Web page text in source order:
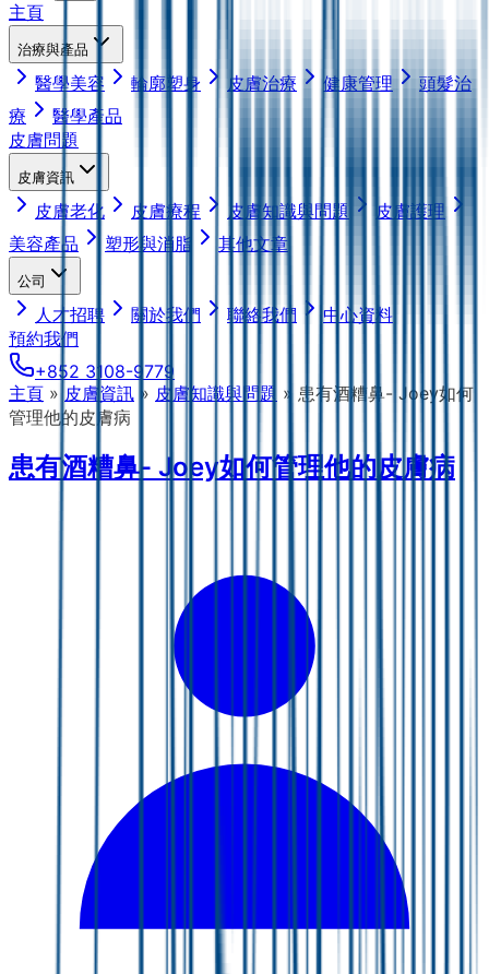
主頁
治療與產品
醫學美容 輪廓塑身 皮膚治療 健康管理
頭髮治
療
醫學產品
皮膚問題
皮膚資訊
皮膚老化 皮膚療程 皮膚知識與問題
皮膚護理
美容產品
塑形與消脂 其他文章
公司
人才招聘 關於我們 聯絡我們
中心資料
預約我們
+852 3108-9779
主頁 » 皮膚資訊 » 皮膚知識與問題 » 患有酒糟鼻- Joey如何
管理他的皮膚病
患有酒糟鼻- Joey如何管理他的皮膚病